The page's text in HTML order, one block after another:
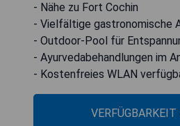
- Nähe zu Fort Cochin
- Vielfältige gastronomische
- Outdoor-Pool für
- Ayurvedabehandlungen im
- Kostenfreies WLAN
VERFÜGBARKEIT